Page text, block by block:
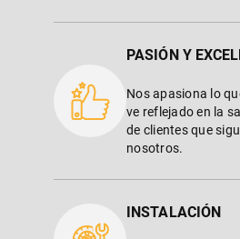
PASIÓN Y
Nos apasiona lo
ve reflejado en la
de clientes que
nosotros.
INSTALACIÓN